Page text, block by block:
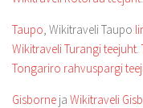
Taupo, Wikitraveli Taupo
Wikitraveli Turangi teejuht.
Tongariro rahvuspargi
Gisborne ja Wikitraveli